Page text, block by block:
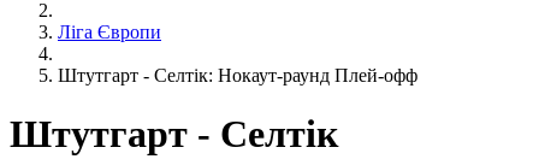
Ліга Європи
Штутгарт - Селтік: Нокаут-раунд Плей-офф
Штутгарт - Селтік